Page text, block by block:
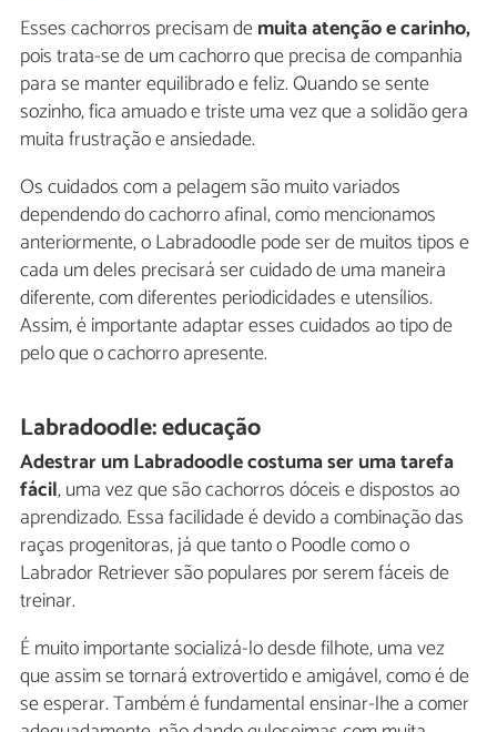
Esses cachorros precisam demuita atenção e carinho,
pois trata-se de um cachorro que precisa de companhia
para se manter equilibrado e feliz. Quando se sente
sozinho, fica amuado e triste uma vez que a solidão gera
muita frustração e ansiedade.
Os cuidados com a pelagem são muito variados
dependendo do cachorro afinal, como mencionamos
anteriormente, o Labradoodle pode ser de muitos tipos e
cada um deles precisará ser cuidado de uma maneira
diferente, com diferentes periodicidades e utensílios.
Assim, é importante adaptar esses cuidados ao tipo de
pelo que o cachorro apresente.
Labradoodle: educação
Adestrar um Labradoodle costuma ser uma tarefa
fácil, uma vez que são cachorros dóceis e dispostos ao
aprendizado. Essa facilidade é devido a combinação das
raças progenitoras, já que tanto o Poodle como o
Labrador Retriever são populares por serem fáceis de
treinar.
É muito importante socializá-lo desde filhote, uma vez
que assim se tornará extrovertido e amigável, como é de
se esperar. Também é fundamental ensinar-lhe a comer